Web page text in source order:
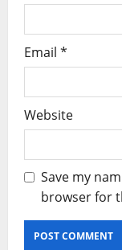
Email *
Website
Save my
browser for